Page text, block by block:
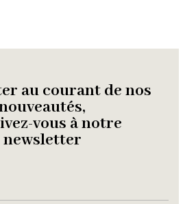
au courant de nos
vous à notre
newsletter